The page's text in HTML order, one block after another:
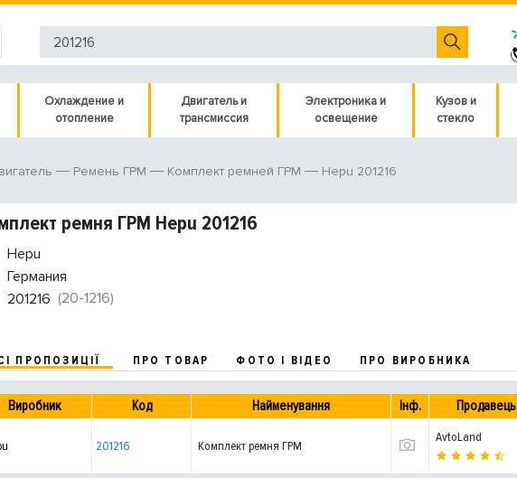
Охлаждение и
отопление
Двигатель и
трансмиссия
Электроника и
освещение
Кузов и
стекло
Ремень ГРМ Комплект ремней ГРМ Hepu 201216
ремня ГРМ Hepu 201216
Hepu
Германия
201216 (20-1216)
ПРОПОЗИЦІЇ ПРО ТОВАР ФОТО І ВІДЕО ПРО ВИРОБНИКА
Виробник Код Найменування Інф. Продавець
201216 Комплект ремня ГРМ
AvtoLand